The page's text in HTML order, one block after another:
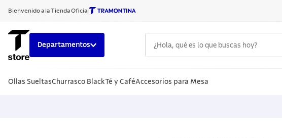
Bienvenido a la Tienda Oficial
Departamentos
Ollas SueltasChurrasco BlackTé y CaféAccesorios para Mesa
1.
cuchillos